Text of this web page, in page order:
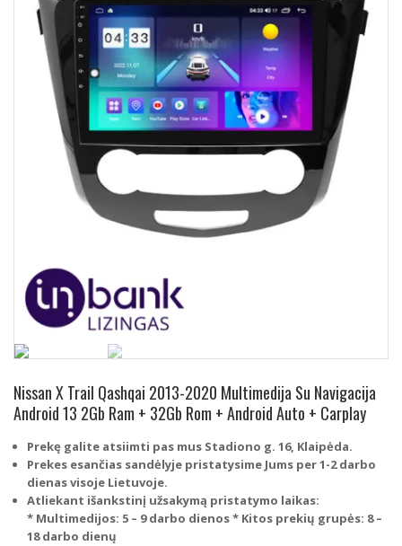
Nissan X Trail Qashqai 2013-2020 Multimedija Su Navigacija
Android 13 2Gb Ram + 32Gb Rom + Android Auto + Carplay
Prekę galite atsiimti pas mus Stadiono g. 16, Klaipėda.
Prekes esančias sandėlyje pristatysime Jums per 1-2 darbo
dienas visoje Lietuvoje.
Atliekant išankstinį užsakymą pristatymo laikas:
* Multimedijos: 5 – 9 darbo dienos* Kitos prekių grupės: 8 –
18 darbo dienų